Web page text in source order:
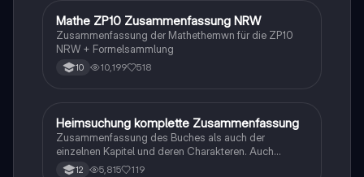
Mathe
Mathe ZP10 Zusammenfassung NRW
Zusammenfassung der Mathethemwn für die ZP10
NRW + Formelsammlung
10 10,199 518
Deutsch
Heimsuchung komplette Zusammenfassung
Zusammenfassung des Buches als auch der
einzelnen Kapitel und deren Charakteren. Auch
tabellarisch. Im Unterricht ohne KI erstellt
12 5,815 119